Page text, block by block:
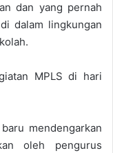
dan yang pernah
dalam lingkungan
MPLS di hari
mendengarkan
oleh pengurus